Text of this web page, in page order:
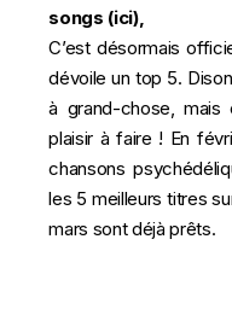
songs (ici),
C’est désormais
dévoile un top 5.
à grand-chose,
plaisir à faire ! En
chansons
les 5 meilleurs titres
mars sont déjà prêts.